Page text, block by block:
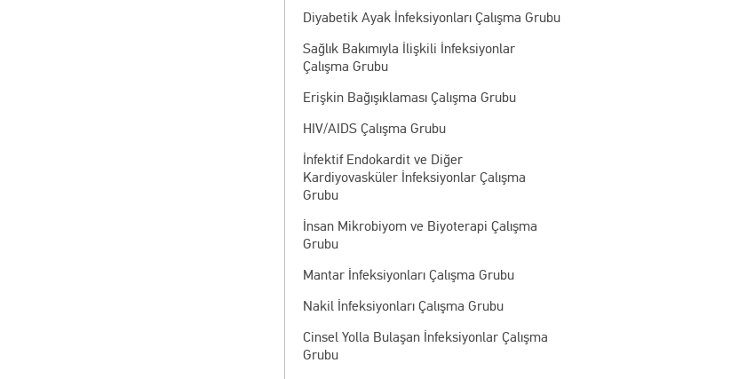
Diyabetik Ayak İnfeksiyonları Çalışma Grubu
Sağlık Bakımıyla İlişkili İnfeksiyonlar
Çalışma Grubu
Erişkin Bağışıklaması Çalışma Grubu
HIV/AIDS Çalışma Grubu
İnfektif Endokardit ve Diğer
Kardiyovasküler İnfeksiyonlar Çalışma
Grubu
İnsan Mikrobiyom ve Biyoterapi Çalışma
Grubu
Mantar İnfeksiyonları Çalışma Grubu
Nakil İnfeksiyonları Çalışma Grubu
Cinsel Yolla Bulaşan İnfeksiyonlar Çalışma
Grubu